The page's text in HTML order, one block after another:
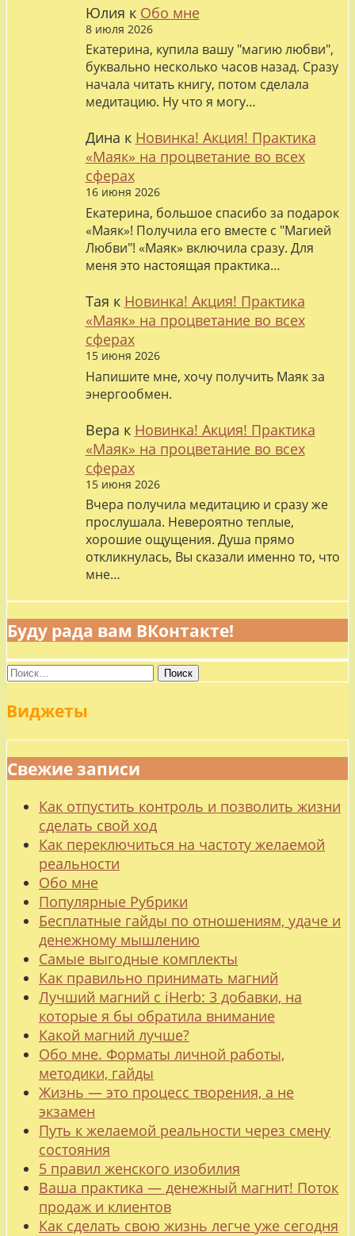
Юлия к Обо мне
8 июля 2026
Екатерина, купила вашу "магию любви",
буквально несколько часов назад. Сразу
начала читать книгу, потом сделала
медитацию. Ну что я могу…
Дина к Новинка! Акция! Практика
«Маяк» на процветание во всех
сферах
16 июня 2026
Екатерина, большое спасибо за подарок
«Маяк»! Получила его вместе с "Магией
Любви"! «Маяк» включила сразу. Для
меня это настоящая практика…
Тая к Новинка! Акция! Практика
«Маяк» на процветание во всех
сферах
15 июня 2026
Напишите мне, хочу получить Маяк за
энергообмен.
Вера к Новинка! Акция! Практика
«Маяк» на процветание во всех
сферах
15 июня 2026
Вчера получила медитацию и сразу же
прослушала. Невероятно теплые,
хорошие ощущения. Душа прямо
откликнулась, Вы сказали именно то, что
мне…
Буду рада вам ВКонтакте!
Найти:
Виджеты
Свежие записи
Как отпустить контроль и позволить жизни
сделать свой ход
Как переключиться на частоту желаемой
реальности
Обо мне
Популярные Рубрики
Бесплатные гайды по отношениям, удаче и
денежному мышлению
Самые выгодные комплекты
Как правильно принимать магний
Лучший магний с iHerb: 3 добавки, на
которые я бы обратила внимание
Какой магний лучше?
Обо мне. Форматы личной работы,
методики, гайды
Жизнь — это процесс творения, а не
экзамен
Путь к желаемой реальности через смену
состояния
5 правил женского изобилия
Ваша практика — денежный магнит! Поток
продаж и клиентов
Как сделать свою жизнь легче уже сегодня